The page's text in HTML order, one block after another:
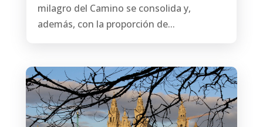
milagro del Camino se consolida y,
además, con la proporción de...